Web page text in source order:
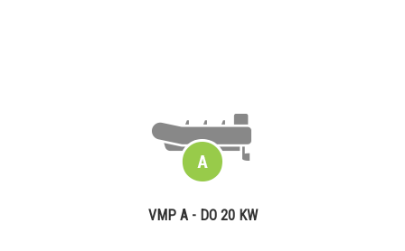
VMP A - DO 20 KW